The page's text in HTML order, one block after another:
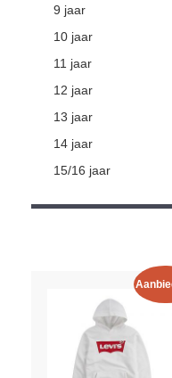
9 jaar
10 jaar
11 jaar
12 jaar
13 jaar
14 jaar
15/16 jaar